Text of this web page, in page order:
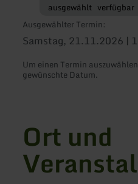
ausgewählt verfügbar
Ausgewählter Termin:
Samstag, 21.11.2026 |
Um einen Termin
gewünschte Datum.
Ort und